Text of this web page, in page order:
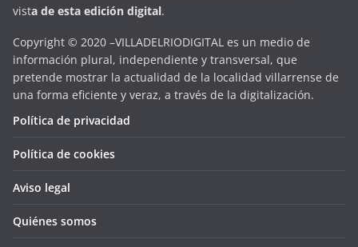
vista de esta edición digital.
Copyright © 2020 –VILLADELRIODIGITAL es un medio de
información plural, independiente y transversal, que
pretende mostrar la actualidad de la localidad villarrense de
una forma eficiente y veraz, a través de la digitalización.
Política de privacidad
Política de cookies
Aviso legal
Quiénes somos